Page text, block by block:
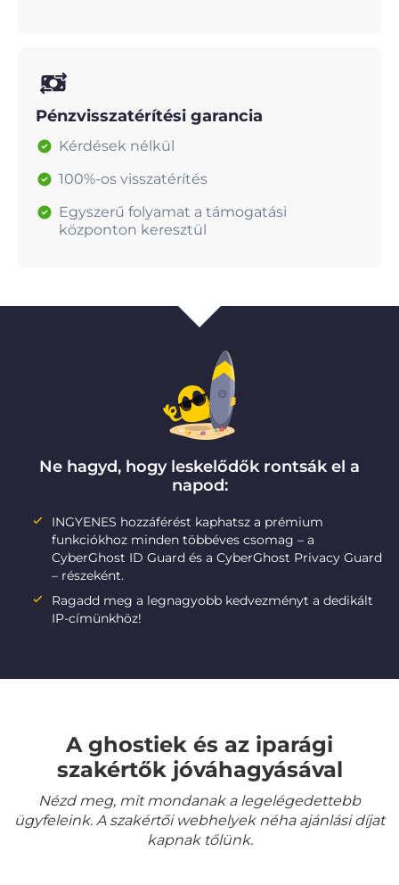
Pénzvisszatérítési garancia
Kérdések nélkül
100%-os visszatérítés
Egyszerű folyamat a támogatási
központon keresztül
Ne hagyd, hogy leskelődők rontsák el a
napod:
INGYENES hozzáférést kaphatsz a prémium
funkciókhoz minden többéves csomag – a
CyberGhost ID Guard és a CyberGhost Privacy Guard
– részeként.
Ragadd meg a legnagyobb kedvezményt a dedikált
IP-címünkhöz!
A ghostiek és az iparági
szakértők jóváhagyásával
Nézd meg, mit mondanak a legelégedettebb
ügyfeleink. A szakértői webhelyek néha ajánlási díjat
kapnak tőlünk.